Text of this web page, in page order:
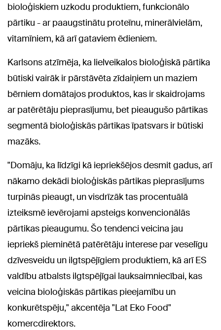
bioloģiskiem uzkodu produktiem, funkcionālo
pārtiku - ar paaugstinātu proteīnu, minerālvielām,
vitamīniem, kā arī gataviem ēdieniem.
Karlsons atzīmēja, ka lielveikalos bioloģiskā pārtika
būtiski vairāk ir pārstāvēta zīdaiņiem un maziem
bērniem domātajos produktos, kas ir skaidrojams
ar patērētāju pieprasījumu, bet pieaugušo pārtikas
segmentā bioloģiskās pārtikas īpatsvars ir būtiski
mazāks.
"Domāju, ka līdzīgi kā iepriekšējos desmit gadus, arī
nākamo dekādi bioloģiskās pārtikas pieprasījums
turpinās pieaugt, un visdrīzāk tas procentuālā
izteiksmē ievērojami apsteigs konvencionālās
pārtikas pieaugumu. Šo tendenci veicina jau
iepriekš pieminētā patērētāju interese par veselīgu
dzīvesveidu un ilgtspējīgiem produktiem, kā arī ES
valdību atbalsts ilgtspējīgai lauksaimniecībai, kas
veicina bioloģiskās pārtikas pieejamību un
konkurētspēju," akcentēja "Lat Eko Food"
komercdirektors.